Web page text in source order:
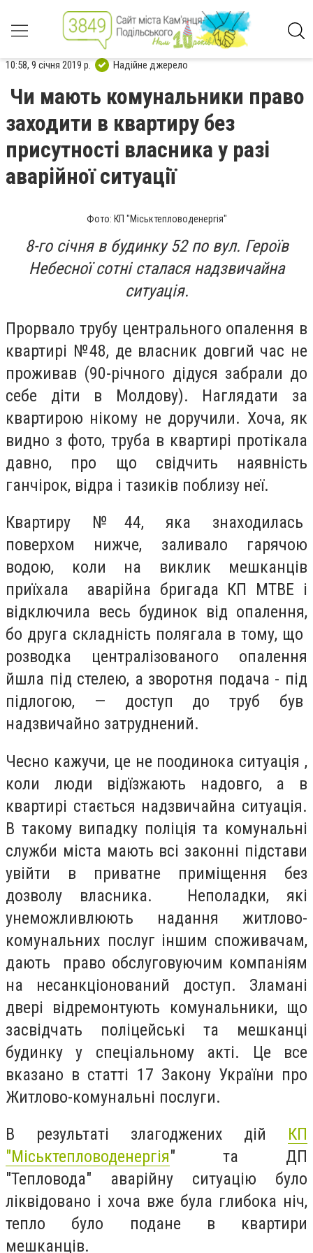
10:58, 9 січня 2019 р. Надійне джерело
Чи мають комунальники право
заходити в квартиру без
присутності власника у разі
аварійної ситуації
Фото: КП "Міськтепловоденергія"
8-го січня в будинку 52 по вул. Героїв
Небесної сотні сталася надзвичайна
ситуація.
Прорвало трубу центрального опалення в
квартирі №48, де власник довгий час не
проживав (90-річного дідуся забрали до
себе діти в Молдову). Наглядати за
квартирою нікому не доручили. Хоча, як
видно з фото, труба в квартирі протікала
давно, про що свідчить наявність
ганчірок, відра і тазиків поблизу неї.
Квартиру №44, яка знаходилась
поверхом нижче, заливало гарячою
водою, коли на виклик мешканців
приїхала аварійна бригада КП МТВЕ і
відключила весь будинок від опалення,
бо друга складність полягала в тому, що
розводка централізованого опалення
йшла під стелею, а зворотня подача - під
підлогою, — доступ до труб був
надзвичайно затруднений.
Чесно кажучи, це не поодинока ситуація ,
коли люди відїзжають надовго, а в
квартирі стається надзвичайна ситуація.
В такому випадку поліція та комунальні
служби міста мають всі законні підстави
увійти в приватне приміщення без
дозволу власника. Неполадки, які
унеможливлюють надання житлово-
комунальних послуг іншим споживачам,
дають право обслуговуючим компаніям
на несанкціонований доступ. Зламані
двері відремонтують комунальники, що
засвідчать поліцейські та мешканці
будинку у спеціальному акті. Це все
вказано в статті 17 Закону України про
Житлово-комунальні послуги.
В результаті злагоджених дій КП
"Міськтепловоденергія" та ДП
"Тепловода" аварійну ситуацію було
ліквідовано і хоча вже була глибока ніч,
тепло було подане в квартири
мешканців.